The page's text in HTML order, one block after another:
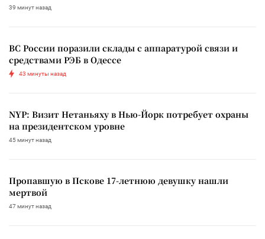
39 минут назад
ВС России поразили склады с аппаратурой связи и
средствами РЭБ в Одессе
43 минуты назад
NYP: Визит Нетаньяху в Нью-Йорк потребует охраны
на президентском уровне
45 минут назад
Пропавшую в Пскове 17-летнюю девушку нашли
мертвой
47 минут назад